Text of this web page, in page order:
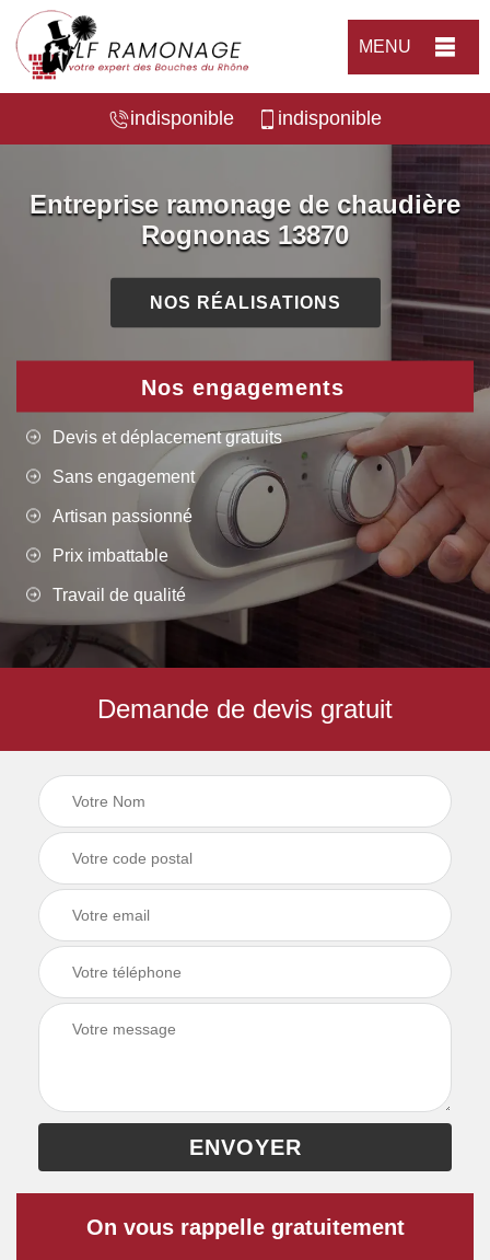
MENU
indisponible indisponible
Entreprise ramonage de chaudière
Rognonas 13870
NOS RÉALISATIONS
Nos engagements
Devis et déplacement gratuits
Sans engagement
Artisan passionné
Prix imbattable
Travail de qualité
Demande de devis gratuit
On vous rappelle gratuitement